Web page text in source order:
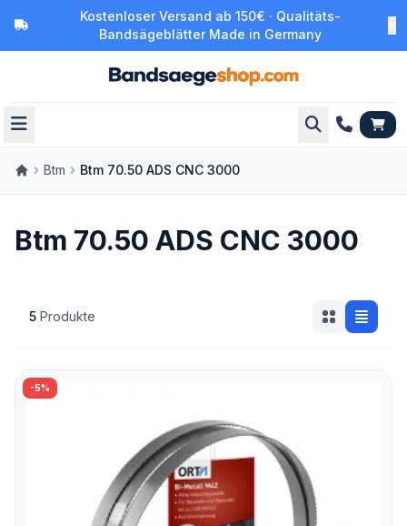
Kostenloser Versand ab 150€ · Qualitäts-
Bandsägeblätter Made in Germany
Btm Btm 70.50 ADS CNC 3000
Btm 70.50 ADS CNC 3000
5 Produkte
-5%